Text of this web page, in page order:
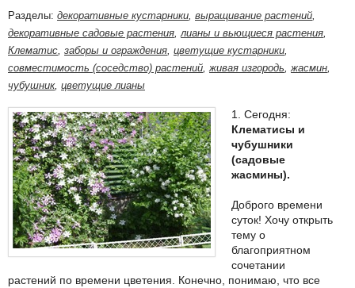
Разделы: декоративные кустарники, выращивание растений,
декоративные садовые растения,лианы и вьющиеся растения,
Клематис, заборы и ограждения, цветущие кустарники,
совместимость (соседство) растений,живая изгородь,жасмин,
чубушник, цветущие лианы
1. Сегодня:
Клематисы и
чубушники
(садовые
жасмины).
Доброго времени
суток! Хочу открыть
тему о
благоприятном
сочетании
растений по времени цветения. Конечно, понимаю, что все